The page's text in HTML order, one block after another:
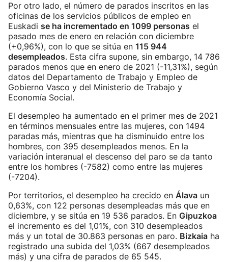
Por otro lado, el número de parados inscritos en las
oficinas de los servicios públicos de empleo en
Euskadi se ha incrementado en 1099 personas el
pasado mes de enero en relación con diciembre
(+0,96%), con lo que se sitúa en 115 944
desempleados. Esta cifra supone, sin embargo, 14 786
parados menos que en enero de 2021 (-11,31%), según
datos del Departamento de Trabajo y Empleo de
Gobierno Vasco y del Ministerio de Trabajo y
Economía Social.
El desempleo ha aumentado en el primer mes de 2021
en términos mensuales entre las mujeres, con 1494
paradas más, mientras que ha disminuido entre los
hombres, con 395 desempleados menos. En la
variación interanual el descenso del paro se da tanto
entre los hombres (-7582) como entre las mujeres
(-7204).
Por territorios, el desempleo ha crecido en Álava un
0,63%, con 122 personas desempleadas más que en
diciembre, y se sitúa en 19 536 parados. En Gipuzkoa
el incremento es del 1,01%, con 310 desempleados
más y un total de 30.863 personas en paro. Bizkaia ha
registrado una subida del 1,03% (667 desempleados
más) y una cifra de parados de 65 545.